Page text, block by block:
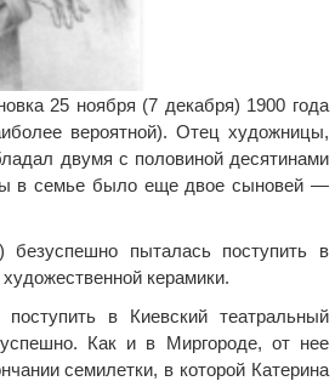
25 ноября (7 декабря) 1900 года
вероятной). Отец художницы,
двумя с половиной десятинами
в семье было еще двое сыновей —
пыталась поступить в
керамики.
в Киевский театральный
Как и в Миргороде, от нее
семилетки, в которой Катерина